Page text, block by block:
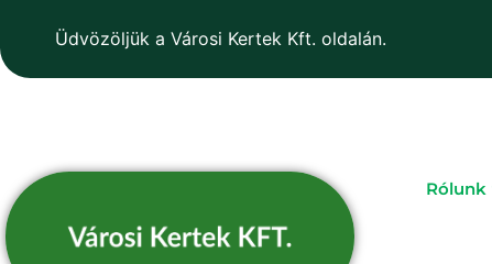
Üdvözöljük a Városi Kertek Kft. oldalán.
Rólunk